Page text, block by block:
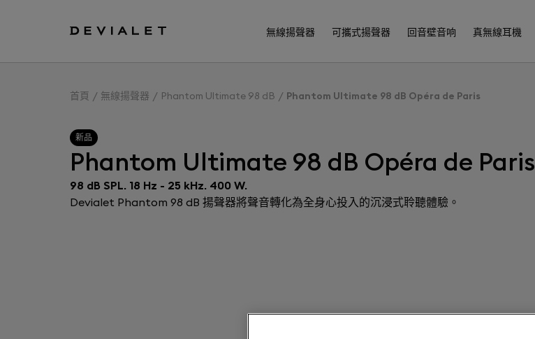
無線揚聲器 可攜式揚聲器 回音壁音响 真無線耳機
首頁 無線揚聲器 Phantom Ultimate 98 dB Phantom Ultimate 98 dB Opéra de Paris
新品
Phantom Ultimate 98 dB Opéra de Paris
98 dB SPL. 18 Hz - 25 kHz. 400 W.
Devial​​et Phantom 98 dB 揚聲器將聲音轉化為全身心投入的沉浸式聆聽體驗。